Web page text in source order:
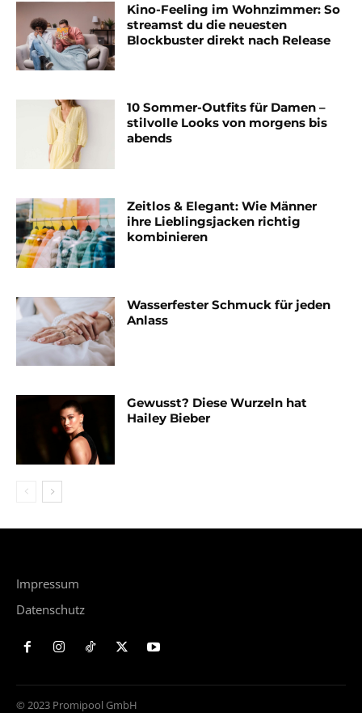
Kino-Feeling im Wohnzimmer: So
streamst du die neuesten
Blockbuster direkt nach Release
10 Sommer-Outfits für Damen –
stilvolle Looks von morgens bis
abends
Zeitlos & Elegant: Wie Männer
ihre Lieblingsjacken richtig
kombinieren
Wasserfester Schmuck für jeden
Anlass
Gewusst? Diese Wurzeln hat
Hailey Bieber
Impressum
Datenschutz
© 2023 Promipool GmbH